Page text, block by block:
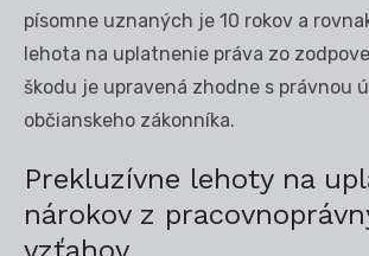
písomne uznaných je 10 rokov a
lehota na uplatnenie práva zo
škodu je upravená zhodne s právnou
občianskeho zákonníka.
Prekluzívne lehoty na
nárokov z